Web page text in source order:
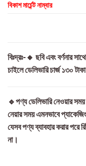
বিকাশ মার্চেন্ট নাম্বার
বিঃদ্রঃ-🔸 ছবি এবং বর্ণনার
চাইলে ডেলিভারি চার্জ ১৩০
🔹পণ্য ডেলিভারি নেওয়ার সময়
নেয়ার সময় এমনভাবে
যেসব পণ্য ব্যাবহার করার পরে
না।